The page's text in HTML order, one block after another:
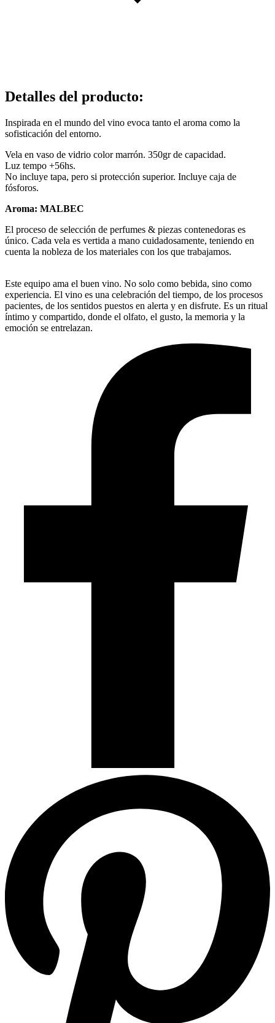
Detalles del producto:
Inspirada en el mundo del vino evoca tanto el aroma como la
sofisticación del entorno.
Vela en vaso de vidrio color marrón. 350gr de capacidad.
Luz tempo +56hs.
No incluye tapa, pero si protección superior. Incluye caja de
fósforos.
Aroma: MALBEC
El proceso de selección de perfumes & piezas contenedoras es
único. Cada vela es vertida a mano cuidadosamente, teniendo en
cuenta la nobleza de los materiales con los que trabajamos.
Este equipo ama el buen vino. No solo como bebida, sino como
experiencia. El vino es una celebración del tiempo, de los procesos
pacientes, de los sentidos puestos en alerta y en disfrute. Es un ritual
íntimo y compartido, donde el olfato, el gusto, la memoria y la
emoción se entrelazan.